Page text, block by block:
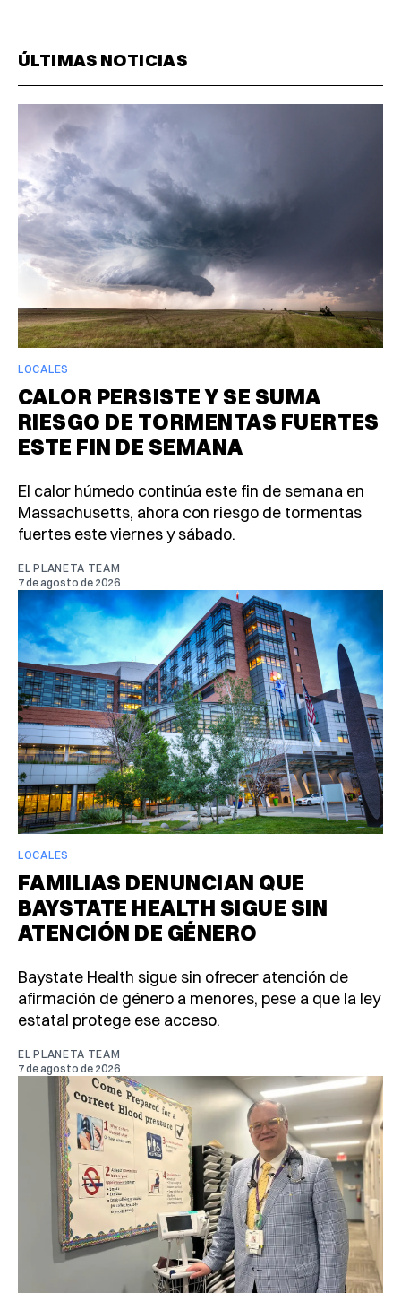
ÚLTIMAS NOTICIAS
LOCALES
CALOR PERSISTE Y SE SUMA
RIESGO DE TORMENTAS FUERTES
ESTE FIN DE SEMANA
El calor húmedo continúa este fin de semana en
Massachusetts, ahora con riesgo de tormentas
fuertes este viernes y sábado.
EL PLANETA TEAM
7 de agosto de 2026
LOCALES
FAMILIAS DENUNCIAN QUE
BAYSTATE HEALTH SIGUE SIN
ATENCIÓN DE GÉNERO
Baystate Health sigue sin ofrecer atención de
afirmación de género a menores, pese a que la ley
estatal protege ese acceso.
EL PLANETA TEAM
7 de agosto de 2026